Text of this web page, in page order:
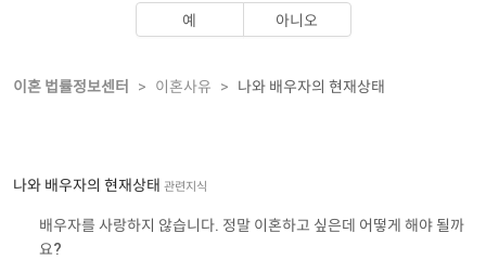
예 아니오
이혼 법률정보센터 > 이혼사유 > 나와 배우자의 현재상태
나와 배우자의 현재상태 관련지식
배우자를 사랑하지 않습니다. 정말 이혼하고 싶은데 어떻게 해야 될까
요?